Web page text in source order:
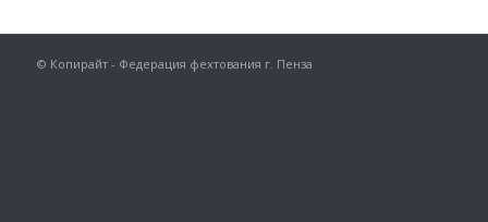
© Копирайт - Федерация фехтования г. Пенза